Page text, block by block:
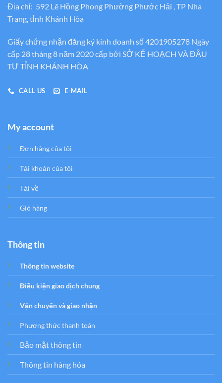
Địa chỉ: 592 Lê Hồng Phong Phường Phước Hải , TP Nha
Trang, tỉnh Khánh Hòa
Giấy chứng nhận đăng ký kinh doanh số 4201905278 Ngày
cấp 28 tháng 8 năm 2020 cấp bới SỞ KẾ HOẠCH VÀ ĐẦU
TƯ TỈNH KHÁNH HÒA
CALL US E-MAIL
My account
Đơn hàng của tôi
Tải khoản của tôi
Tải về
Giỏ hàng
Thông tin
Thông tin website
Điều kiện giao dịch chung
Vận chuyển và giao nhận
Phương thức thanh toán
Bảo mật thông tin
Thông tin hàng hóa